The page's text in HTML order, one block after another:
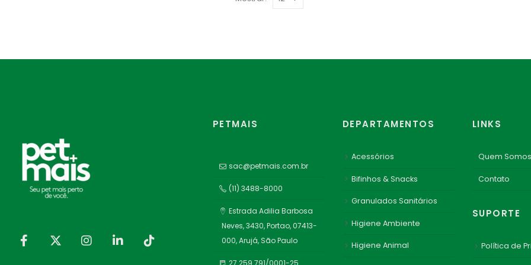
PETMAIS
sac@petmais.com.br
(11) 3488-8000
Estrada Adilia Barbosa
Neves, 3430, Portao, 07413-
000, Arujá, São Paulo
DEPARTAMENTOS
Acessórios
Bifinhos & Snacks
Granulados Sanitários
Higiene Ambiente
Higiene Animal
LINKS
Quem Somos
Contato
SUPORTE
Política de